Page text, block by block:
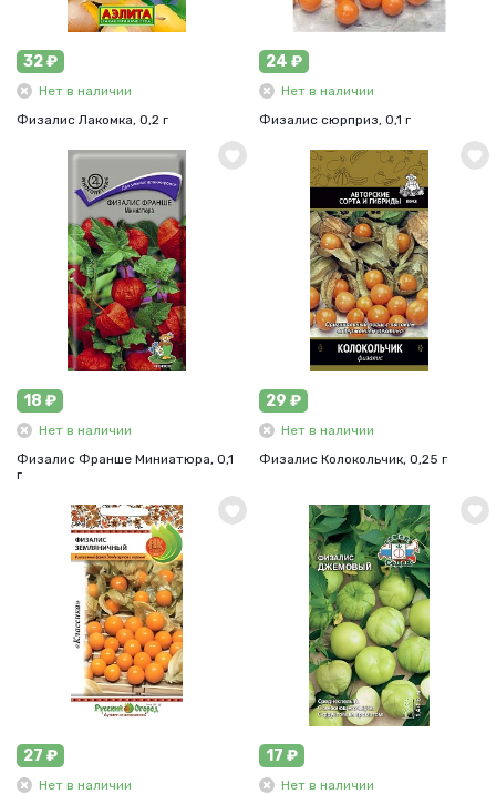
32 ₽
Нет в наличии
Физалис Лакомка, 0,2 г
24 ₽
Нет в наличии
Физалис сюрприз, 0,1 г
18 ₽
Нет в наличии
Физалис Франше Миниатюра, 0,1
г
29 ₽
Нет в наличии
Физалис Колокольчик, 0,25 г
27 ₽
Нет в наличии
17 ₽
Нет в наличии